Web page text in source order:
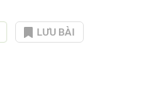
LƯU BÀI